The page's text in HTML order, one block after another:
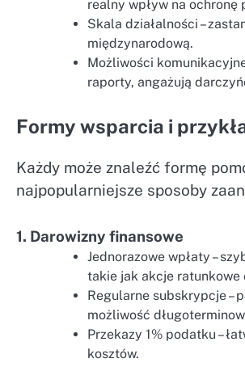
realny wpływ na ochronę
Skala działalności –
międzynarodową.
Możliwości
raporty, angażują
Formy wsparcia i
Każdy może znaleźć formę
najpopularniejsze sposoby
1. Darowizny finansowe
Jednorazowe wpłaty –
takie jak akcje ratunkowe
Regularne subskrypcje –
możliwość
Przekazy 1% podatku –
kosztów.